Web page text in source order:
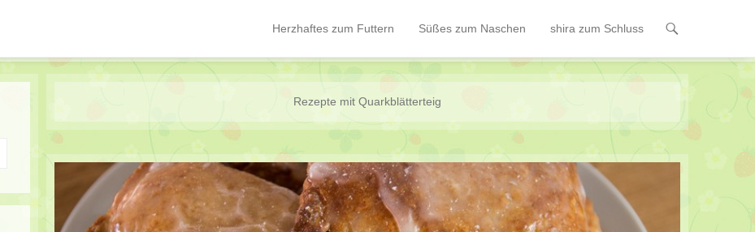
Hauptmenü
Springe zum Inhalt
Herzhaftes zum Futtern Süßes zum Naschen shira zum Schluss
Rezepte mit Quarkblätterteig